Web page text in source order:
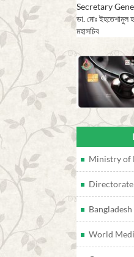
Secretary
ডা. মোঃ ইহতেশামুল
মহাসচিব
Ministry of
Directorate
Bangladesh
World